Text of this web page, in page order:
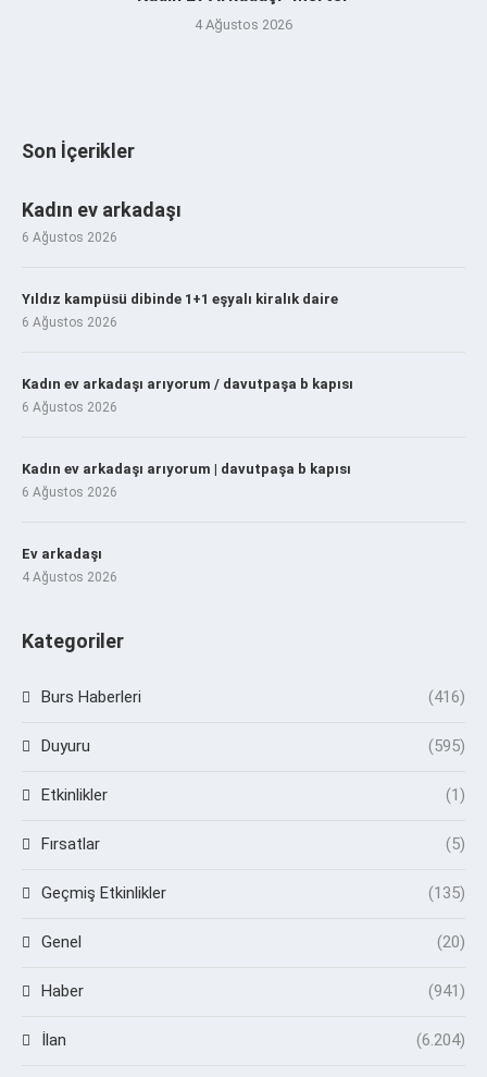
4 Ağustos 2026
Son İçerikler
Kadın ev arkadaşı
6 Ağustos 2026
Yıldız kampüsü dibinde 1+1 eşyalı kiralık daire
6 Ağustos 2026
Kadın ev arkadaşı arıyorum / davutpaşa b kapısı
6 Ağustos 2026
Kadın ev arkadaşı arıyorum | davutpaşa b kapısı
6 Ağustos 2026
Ev arkadaşı
4 Ağustos 2026
Kategoriler
Burs Haberleri (416)
Duyuru (595)
Etkinlikler (1)
Fırsatlar (5)
Geçmiş Etkinlikler (135)
Genel (20)
Haber (941)
İlan (6.204)